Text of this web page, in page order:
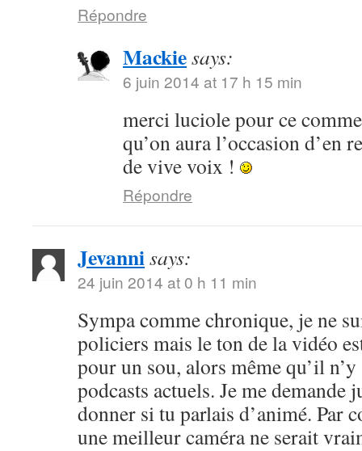
Répondre
Mackiesays:
6 juin 2014 at 17 h 15 min
merci luciole pour ce
qu’on aura l’occasion d’en
de vive voix !
Répondre
Jevannisays:
24 juin 2014 at 0 h 11 min
Sympa comme chronique, je ne
policiers mais le ton de la vidéo
pour un sou, alors même qu’il
podcasts actuels. Je me demande
donner si tu parlais d’animé. Par
une meilleur caméra ne serait